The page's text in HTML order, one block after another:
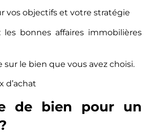
vos objectifs et votre stratégie
les bonnes affaires immobilières
sur le bien que vous avez choisi.
d’achat
de bien pour un